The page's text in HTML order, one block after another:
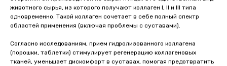
животного сырья, из которого получают коллаген I, II и III типа
одновременно. Такой коллаген сочетает в себе полный спектр
областей применения (включая проблемы с суставами).
Согласно исследованиям, прием гидролизованного коллагена
(порошки, таблетки) стимулирует регенерацию коллагеновых
тканей, уменьшает дискомфорт в суставах, помогая предотвратить